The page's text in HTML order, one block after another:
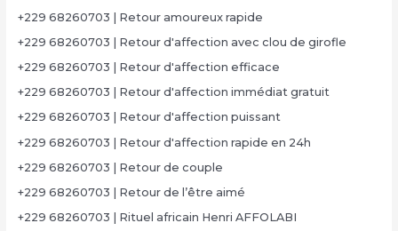
+229 68260703 | Retour amoureux rapide
+229 68260703 | Retour d'affection avec clou de girofle
+229 68260703 | Retour d'affection efficace
+229 68260703 | Retour d'affection immédiat gratuit
+229 68260703 | Retour d'affection puissant
+229 68260703 | Retour d'affection rapide en 24h
+229 68260703 | Retour de couple
+229 68260703 | Retour de l’être aimé
+229 68260703 | Rituel africain Henri AFFOLABI